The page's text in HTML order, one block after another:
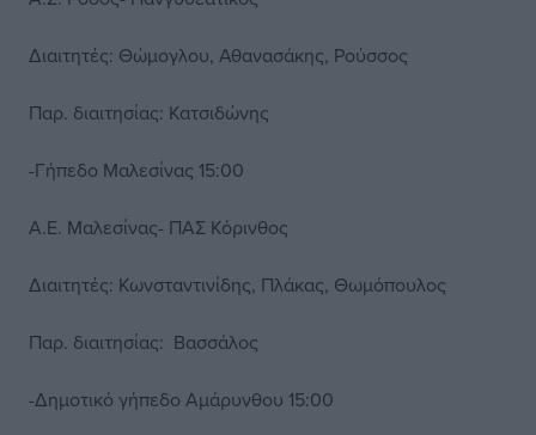
Διαιτητές: Θώμογλου, Αθανασάκης, Ρούσσος
Παρ. διαιτησίας: Κατσιδώνης
-Γήπεδο Μαλεσίνας 15:00
Α.Ε. Μαλεσίνας- ΠΑΣ Κόρινθος
Διαιτητές: Κωνσταντινίδης, Πλάκας, Θωμόπουλος
Παρ. διαιτησίας: Βασσάλος
-Δημοτικό γήπεδο Αμάρυνθου 15:00